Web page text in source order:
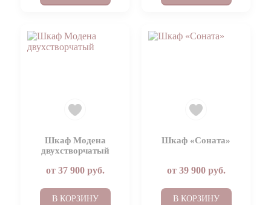
Шкаф Модена
двухстворчатый
от 37 900руб.
В КОРЗИНУ
Шкаф «Соната»
от 39 900руб.
В КОРЗИНУ